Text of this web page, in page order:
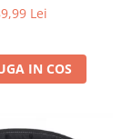
Lei
IN COS